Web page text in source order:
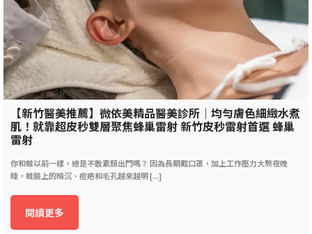
【新竹醫美推薦】微依美精品醫美診所｜均勻膚色細緻水煮
肌！就靠超皮秒雙層聚焦蜂巢雷射 新竹皮秒雷射首選 蜂巢
雷射
你和蛙以前一樣，總是不敢素顏出門嗎？ 因為長期戴口罩，加上工作壓力大熬夜晚
睡，蛙臉上的暗沉、痘疤和毛孔越來越明 [...]
閱讀更多